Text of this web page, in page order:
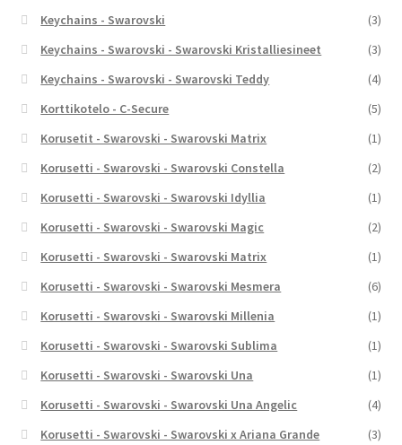
Keychains - Swarovski
(3)
Keychains - Swarovski - Swarovski Kristalliesineet
(3)
Keychains - Swarovski - Swarovski Teddy
(4)
Korttikotelo - C-Secure
(5)
Korusetit - Swarovski - Swarovski Matrix
(1)
Korusetti - Swarovski - Swarovski Constella
(2)
Korusetti - Swarovski - Swarovski Idyllia
(1)
Korusetti - Swarovski - Swarovski Magic
(2)
Korusetti - Swarovski - Swarovski Matrix
(1)
Korusetti - Swarovski - Swarovski Mesmera
(6)
Korusetti - Swarovski - Swarovski Millenia
(1)
Korusetti - Swarovski - Swarovski Sublima
(1)
Korusetti - Swarovski - Swarovski Una
(1)
Korusetti - Swarovski - Swarovski Una Angelic
(4)
Korusetti - Swarovski - Swarovski x Ariana Grande
(3)